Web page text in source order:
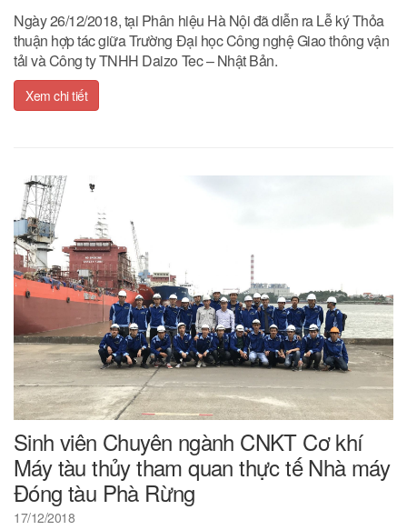
Ngày 26/12/2018, tại Phân hiệu Hà Nội đã diễn ra Lễ ký Thỏa
thuận hợp tác giữa Trường Đại học Công nghệ Giao thông vận
tải và Công ty TNHH Daizo Tec – Nhật Bản.
Xem chi tiết
Sinh viên Chuyên ngành CNKT Cơ khí
Máy tàu thủy tham quan thực tế Nhà máy
Đóng tàu Phà Rừng
17/12/2018